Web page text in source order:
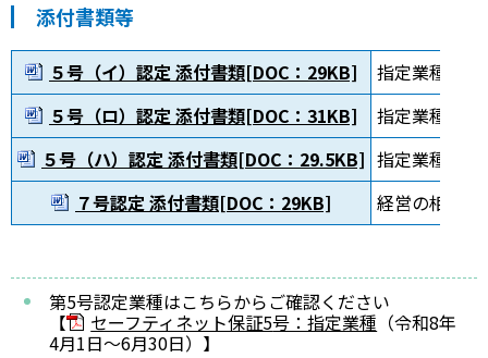
添付書類等
５号（イ）認定 添付書類[DOC：29KB]
指定業種に属
５号（ロ）認定 添付書類[DOC：31KB]
指定業種に属
５号（ハ）認定 添付書類[DOC：29.5KB] 指定業種に属
７号認定 添付書類[DOC：29KB]
経営の相当
第5号認定業種はこちらからご確認ください
【 セーフティネット保証5号：指定業種 （令和8年
4月1日～6月30日）】